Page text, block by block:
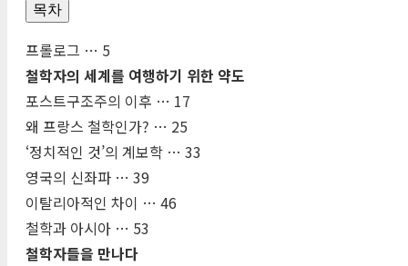
목차
프롤로그 … 5
철학자의 세계를 여행하기 위한 약도
포스트구조주의 이후 … 17
왜 프랑스 철학인가? … 25
‘정치적인 것’의 계보학 … 33
영국의 신좌파 … 39
이탈리아적인 차이 … 46
철학과 아시아 … 53
철학자들을 만나다